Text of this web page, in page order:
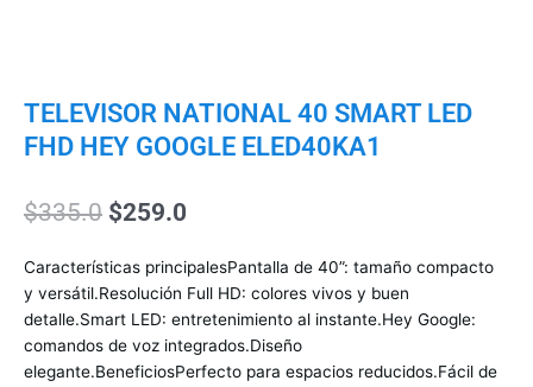
TELEVISOR NATIONAL 40 SMART LED
FHD HEY GOOGLE ELED40KA1
$335.0 El
original
era:
$335.0.
$259.0
actual
es:
$259.0.
Características principalesPantalla de 40”: tamaño compacto
y versátil.Resolución Full HD: colores vivos y buen
detalle.Smart LED: entretenimiento al instante.Hey Google:
comandos de voz integrados.Diseño
elegante.BeneficiosPerfecto para espacios reducidos.Fácil de